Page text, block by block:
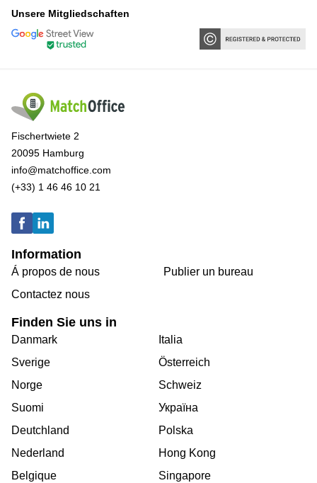
Unsere Mitgliedschaften
Fischertwiete 2
20095 Hamburg
info@matchoffice.com
(+33) 1 46 46 10 21
Information
Á propos de nous
Contactez nous
Publier un bureau
Finden Sie uns in
Danmark
Sverige
Norge
Suomi
Deutchland
Nederland
Belgique
Italia
Österreich
Schweiz
Україна
Polska
Hong Kong
Singapore